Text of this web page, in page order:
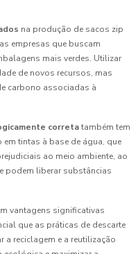
na produção de sacos zip
empresas que buscam
mais verdes. Utilizar
de novos recursos, mas
carbono associadas à
corretatambém tem
tintas à base de água, que
ao meio ambiente, ao
podem liberar substâncias
vantagens significativas
que as práticas de descarte
a reciclagem e a reutilização